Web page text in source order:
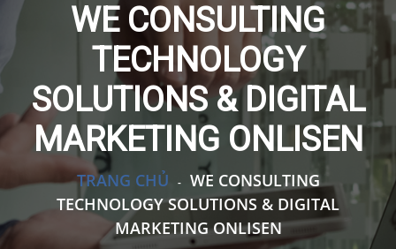
WE CONSULTING
TECHNOLOGY
SOLUTIONS & DIGITAL
MARKETING ONLISEN
TRANG CHỦ -
WE CONSULTING
TECHNOLOGY SOLUTIONS & DIGITAL
MARKETING ONLISEN